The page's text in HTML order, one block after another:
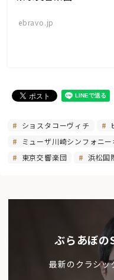
ebravo.jp
ショスタコーヴィチ
ミューザ川崎シンフォニー
東京交響楽団
浜松国
ぶらあぼの
最新のクラシッ